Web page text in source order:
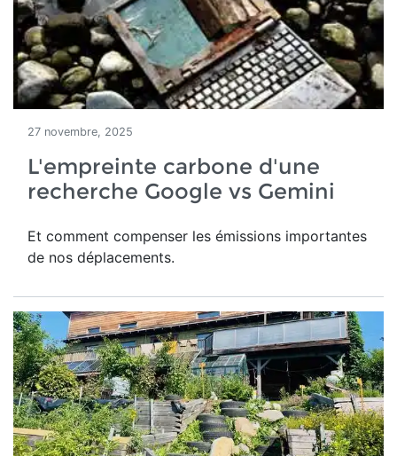
27 novembre, 2025
L'empreinte carbone d'une
recherche Google vs Gemini
Et comment compenser les émissions importantes
de nos déplacements.